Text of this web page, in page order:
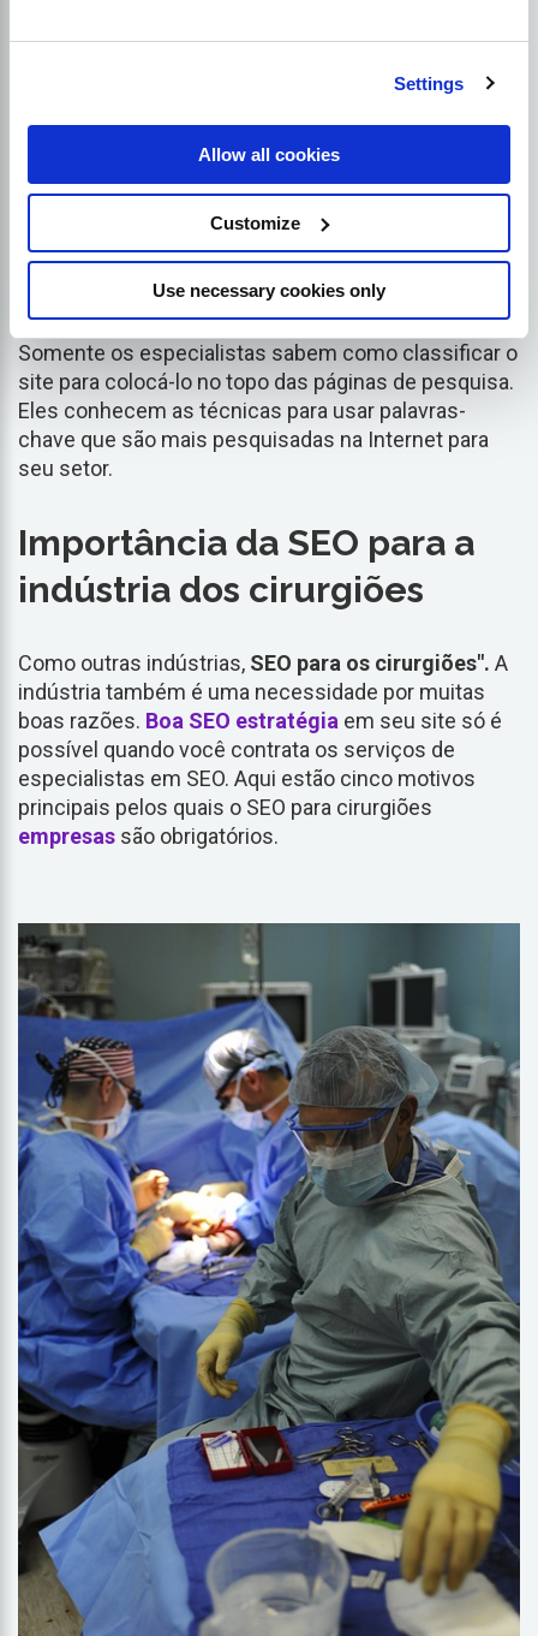
Settings
Allow all cookies
Customize
Use necessary cookies only
Somente os especialistas sabem como classificar o
site para colocá-lo no topo das páginas de pesquisa.
Eles conhecem as técnicas para usar palavras-
chave que são mais pesquisadas na Internet para
seu setor.
Importância da SEO para a
indústria dos cirurgiões
Como outras indústrias, SEO para os cirurgiões". A
indústria também é uma necessidade por muitas
boas razões. Boa SEO estratégia em seu site só é
possível quando você contrata os serviços de
especialistas em SEO. Aqui estão cinco motivos
principais pelos quais o SEO para cirurgiões
empresas são obrigatórios.